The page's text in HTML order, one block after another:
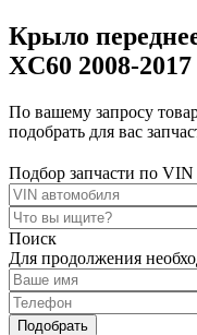
Крыло
XC60 2008-2017
По вашему запросу
подобрать для вас
Подбор запчасти по VIN
Поиск
Для продолжения
Подобрать